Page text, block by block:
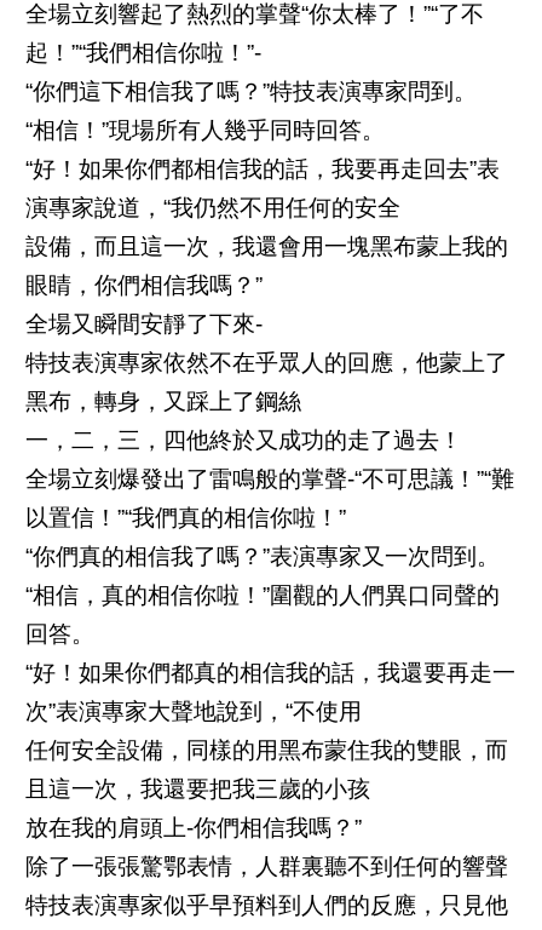
全場立刻響起了熱烈的掌聲“你太棒了！”“了不
起！”“我們相信你啦！”-
“你們這下相信我了嗎？”特技表演專家問到。
“相信！”現場所有人幾乎同時回答。
“好！如果你們都相信我的話，我要再走回去”表
演專家說道，“我仍然不用任何的安全
設備，而且這一次，我還會用一塊黑布蒙上我的
眼睛，你們相信我嗎？”
全場又瞬間安靜了下來-
特技表演專家依然不在乎眾人的回應，他蒙上了
黑布，轉身，又踩上了鋼絲
一，二，三，四他終於又成功的走了過去！
全場立刻爆發出了雷鳴般的掌聲-“不可思議！”“難
以置信！”“我們真的相信你啦！”
“你們真的相信我了嗎？”表演專家又一次問到。
“相信，真的相信你啦！”圍觀的人們異口同聲的
回答。
“好！如果你們都真的相信我的話，我還要再走一
次”表演專家大聲地說到，“不使用
任何安全設備，同樣的用黑布蒙住我的雙眼，而
且這一次，我還要把我三歲的小孩
放在我的肩頭上-你們相信我嗎？”
除了一張張驚鄂表情，人群裏聽不到任何的響聲
特技表演專家似乎早預料到人們的反應，只見他